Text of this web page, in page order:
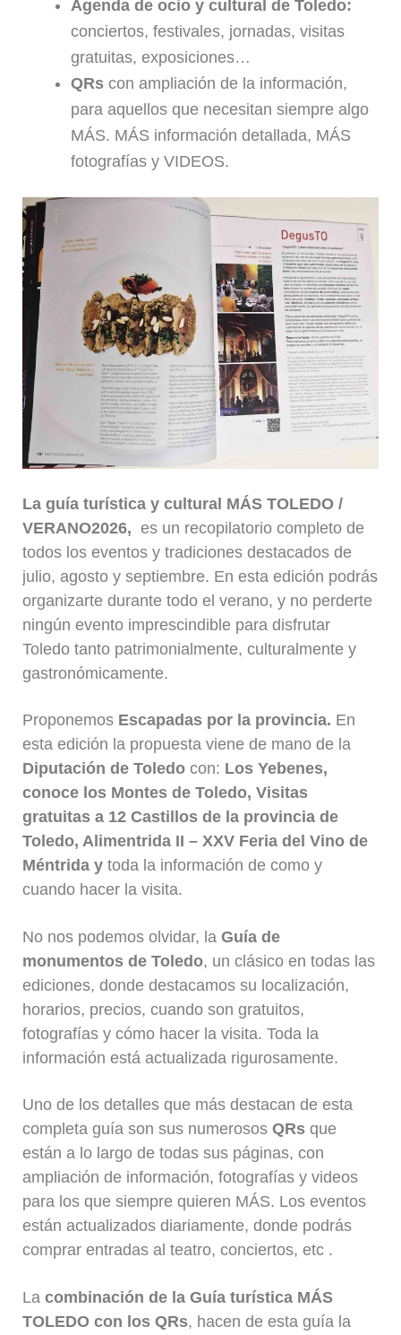
Agenda de ocio y cultural de Toledo:
conciertos, festivales, jornadas, visitas
gratuitas, exposiciones…
QRs con ampliación de la información,
para aquellos que necesitan siempre algo
MÁS. MÁS información detallada, MÁS
fotografías y VIDEOS.
La guía turística y cultural MÁS TOLEDO /
VERANO2026,es un recopilatorio completo de
todos los eventos y tradiciones destacados de
julio, agosto y septiembre. En esta edición podrás
organizarte durante todo el verano, y no perderte
ningún evento imprescindible para disfrutar
Toledo tanto patrimonialmente, culturalmente y
gastronómicamente.
Proponemos Escapadas por la provincia. En
Diputación de Toledo con: Los Yebenes,
conoce los Montes de Toledo, Visitas
gratuitas a 12 Castillos de la provincia de
Toledo, Alimentrida II – XXV Feria del Vino de
Méntrida y toda la información de como y
cuando hacer la visita.
No nos podemos olvidar, laGuía de
monumentos de Toledo, un clásico en todas las
ediciones, donde destacamos su localización,
horarios, precios, cuando son gratuitos,
fotografías y cómo hacer la visita. Toda la
información está actualizada rigurosamente.
Uno de los detalles que más destacan de esta
completa guía son sus numerososQRs que
están a lo largo de todas sus páginas, con
ampliación de información, fotografías y videos
para los que siempre quieren MÁS. Los eventos
están actualizados diariamente, donde podrás
comprar entradas al teatro, conciertos, etc .
Lacombinación de la Guía turística MÁS
TOLEDO con los QRs, hacen de esta guía la